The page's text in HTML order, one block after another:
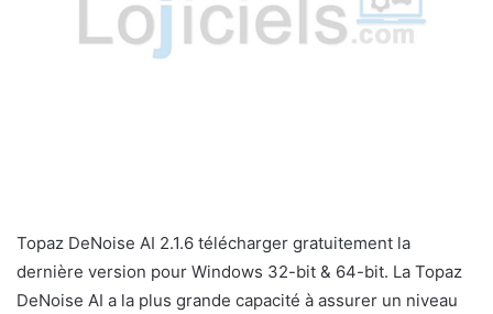
Topaz DeNoise AI 2.1.6 télécharger gratuitement la
dernière version pour Windows 32-bit & 64-bit. La Topaz
DeNoise AI a la plus grande capacité à assurer un niveau